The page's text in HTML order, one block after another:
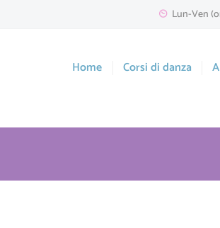
Lun-Ven
Home Corsi di danza